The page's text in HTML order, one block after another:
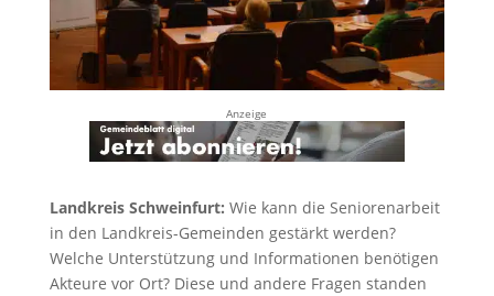
Anzeige
Landkreis Schweinfurt: Wie kann die Seniorenarbeit
in den Landkreis-Gemeinden gestärkt werden?
Welche Unterstützung und Informationen benötigen
Akteure vor Ort? Diese und andere Fragen standen